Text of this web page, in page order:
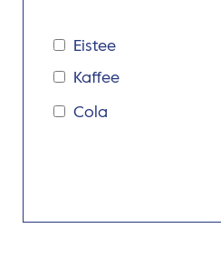
Eistee
Kaffee
Cola